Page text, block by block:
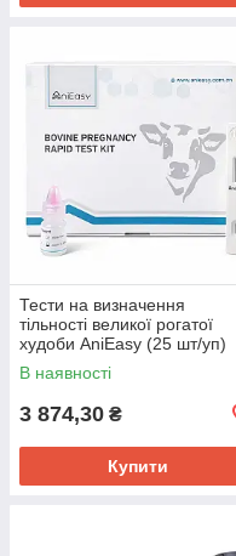
Тести на визначення
тільності великої рогатої
худоби AniEasy (25 шт/уп)
В наявності
3 874,30 ₴
Купити